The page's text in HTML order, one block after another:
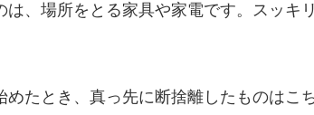
は、場所をとる家具や家電です。スッ
めたとき、真っ先に断捨離したものはこ